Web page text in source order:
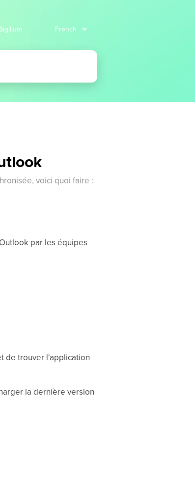
voici quoi faire :
par les équipes
de trouver l'application
la dernière version